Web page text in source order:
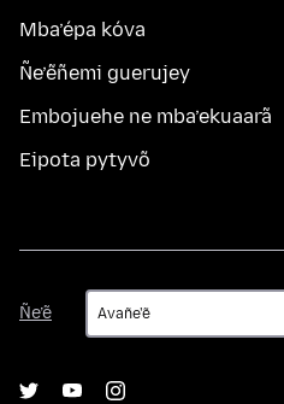
Mba’épa kóva
Ñe’ẽñemi guerujey
Embojuehe ne mba’ekuaarã
Eipota pytyvõ
Ñe’ẽ
Ñe’ẽ